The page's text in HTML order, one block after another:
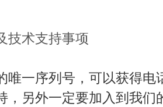
技术支持事项
唯一序列号，可以获得电
，另外一定要加入到我们